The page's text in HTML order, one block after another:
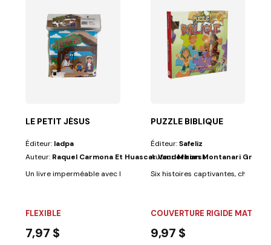
et peu...
LE PETIT JÉSUS
Éditeur: Iadpa
Auteur: Raquel Carmona Et Huascar Vanderhorst
Un livre imperméable avec lequel vos petits pourront jouer tout en
FLEXIBLE
7,97 $
PUZZLE BIBLIQUE
Éditeur:Safeliz
Auteur:Mirian Montanari
Six histoires captivantes, chacune
COUVERTURE RIGIDE
9,97 $